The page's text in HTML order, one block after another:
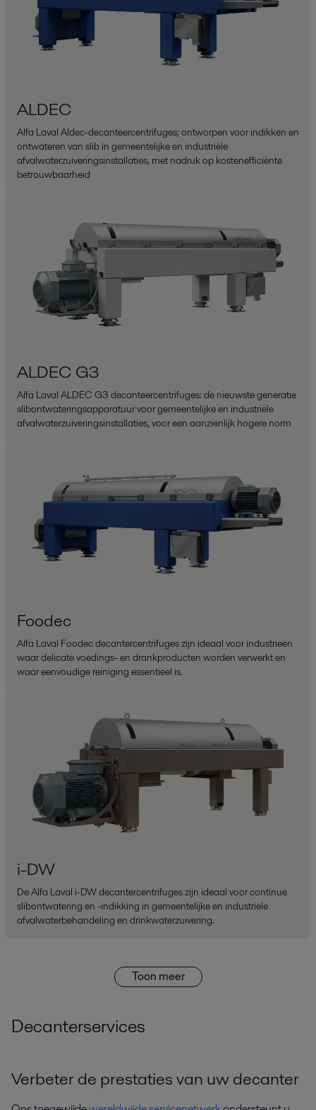
ALDEC
Alfa Laval Aldec-decanteercentrifuges; ontworpen voor indikken en
ontwateren van slib in gemeentelijke en industriële
afvalwaterzuiveringsinstallaties, met nadruk op kostenefficiënte
betrouwbaarheid
ALDEC G3
Alfa Laval ALDEC G3 decanteercentrifuges: de nieuwste generatie
slibontwateringsapparatuur voor gemeentelijke en industriële
afvalwaterzuiveringsinstallaties, voor een ​​aanzienlijk hogere norm
Foodec
Alfa Laval Foodec decantercentrifuges zijn ideaal voor industrieën
waar delicate voedings- en drankproducten worden verwerkt en
waar eenvoudige reiniging essentieel is.
i-DW
De Alfa Laval i-DW decantercentrifuges zijn ideaal voor continue
slibontwatering en -indikking in gemeentelijke en industriële
afvalwaterbehandeling en drinkwaterzuivering.
Toon meer
Decanterservices
Verbeter de prestaties van uw decanter